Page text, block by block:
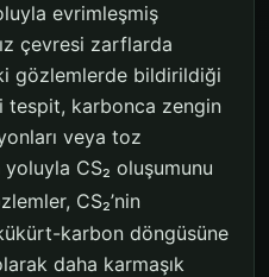
evrimleşmiş
çevresi zarflarda
gözlemlerde bildirildiği
tespit, karbonca zengin
veya toz
CS₂ oluşumunu
CS₂’nin
karbon döngüsüne
daha karmaşık